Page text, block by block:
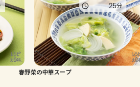
春野菜の中華スープ
25分